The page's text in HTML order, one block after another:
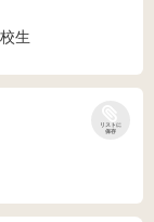
生
リストに
保存